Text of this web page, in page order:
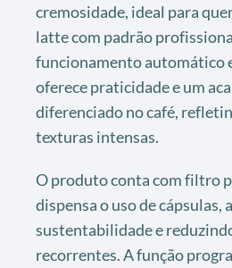
cremosidade, ideal para
latte com padrão
funcionamento automático
oferece praticidade e um
diferenciado no café,
texturas intensas.
O produto conta com filtro
dispensa o uso de cápsulas,
sustentabilidade e
recorrentes. A função